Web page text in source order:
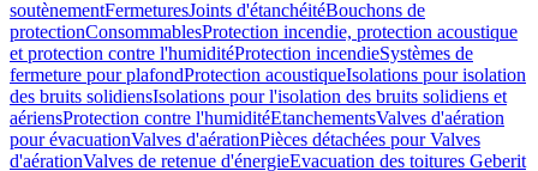
soutènementFermeturesJoints d'étanchéitéBouchons de
protectionConsommablesProtection incendie, protection acoustique
et protection contre l'humiditéProtection incendieSystèmes de
fermeture pour plafondProtection acoustiqueIsolations pour isolation
des bruits solidiensIsolations pour l'isolation des bruits solidiens et
aériensProtection contre l'humiditéEtanchementsValves d'aération
pour évacuationValves d'aérationPièces détachées pour Valves
d'aérationValves de retenue d'énergieEvacuation des toitures Geberit